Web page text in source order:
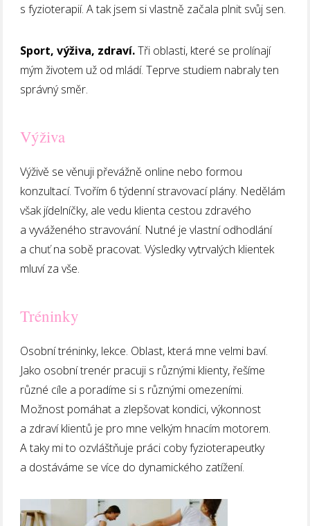
s fyzioterapií. A tak jsem si vlastně začala plnit svůj sen.
Sport, výživa, zdraví.Tři oblasti, které se prolínají
mým životem už od mládí. Teprve studiem nabraly ten
správný směr.
Výživa
Výživě se věnuji převážně online nebo formou
konzultací. Tvořím 6 týdenní stravovací plány. Nedělám
však jídelníčky, ale vedu klienta cestou zdravého
a vyváženého stravování. Nutné je vlastní odhodlání
a chuť na sobě pracovat. Výsledky vytrvalých klientek
mluví za vše.
Tréninky
Osobní tréninky, lekce. Oblast, která mne velmi baví.
Jako osobní trenér pracuji s různými klienty, řešíme
různé cíle a poradíme si s různými omezeními.
Možnost pomáhat a zlepšovat kondici, výkonnost
a zdraví klientů je pro mne velkým hnacím motorem.
A taky mi to ozvláštňuje práci coby fyzioterapeutky
a dostáváme se více do dynamického zatížení.